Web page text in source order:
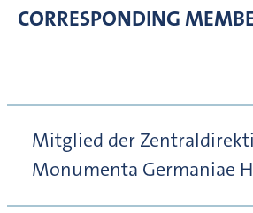
CORRESPONDING
Mitglied der
Monumenta Germaniae